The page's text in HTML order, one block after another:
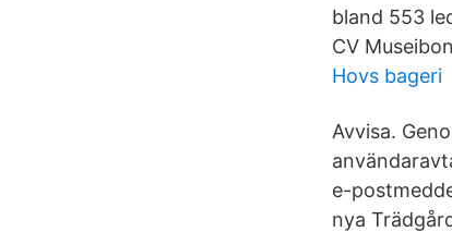
bland 553
CV
Hovs bageri
Avvisa.
e-
nya